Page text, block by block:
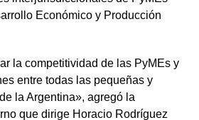
Económico y Producción
la competitividad de las PyMEs y
entre todas las pequeñas y
la Argentina», agregó la
que dirige Horacio Rodríguez